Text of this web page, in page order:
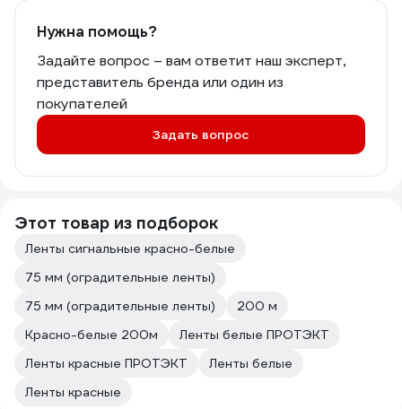
Нужна помощь?
Задайте вопрос – вам ответит наш эксперт,
представитель бренда или один из
покупателей
Задать вопрос
Этот товар из подборок
Ленты сигнальные красно-белые
75 мм (оградительные ленты)
75 мм (оградительные ленты)
200 м
Красно-белые 200м
Ленты белые ПРОТЭКТ
Ленты красные ПРОТЭКТ
Ленты белые
Ленты красные